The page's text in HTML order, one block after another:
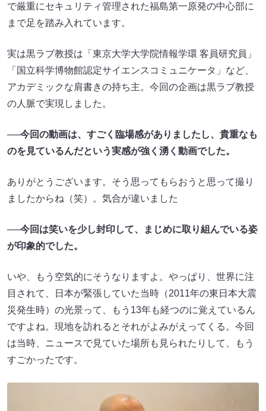
で厳重にセキュリティ管理された福島第一原発の中心部に
まで足を踏み入れています。
実は黒ラブ教授は「東京大学大学院情報学環 客員研究員」
「国立科学博物館認定サイエンスコミュニケータ」など、
アカデミックな肩書きの持ち主。今回の企画は黒ラブ教授
の人脈で実現しました。
──今回の動画は、すごく臨場感がありましたし、貴重なも
のを見ているんだという実感が強く湧く動画でした。
ありがとうございます。そう思ってもらおうと思って撮り
ましたからね（笑）。気合が違いました
──今回は笑いを少し封印して、まじめに取り組んでいる姿
が印象的でした。
いや、もう空気的にそうなりますよ。やっぱり、世界に注
目されて、日本が緊張していた当時（2011年の東日本大震
災発生時）の光景って、もう13年も経つのに覚えているん
ですよね。現地を訪れるとそれがよみがえってくる。今回
は当時、ニュースで見ていた場所も見られたりして、もう
すごかったです。